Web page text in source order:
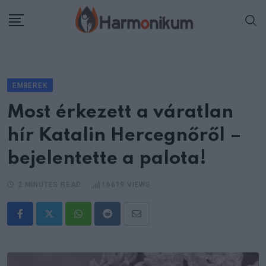
EMBEREK
Most érkezett a váratlan
hír Katalin Hercegnőről –
bejelentette a palota!
WhatsappRedditShare
Email